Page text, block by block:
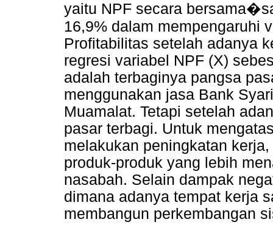
yaitu NPF secara
16,9% dalam mempengaruhi
Profitabilitas setelah adanya
regresi variabel NPF (X)
adalah terbaginya pangsa
menggunakan jasa Bank
Muamalat. Tetapi setelah
pasar terbagi. Untuk
melakukan peningkatan
produk-produk yang lebih
nasabah. Selain dampak
dimana adanya tempat kerja
membangun perkembangan